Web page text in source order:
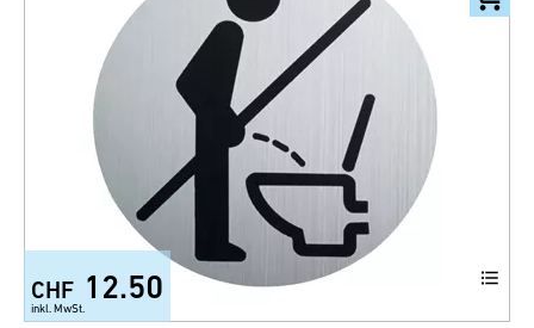
CHF 12.50
inkl. MwSt.